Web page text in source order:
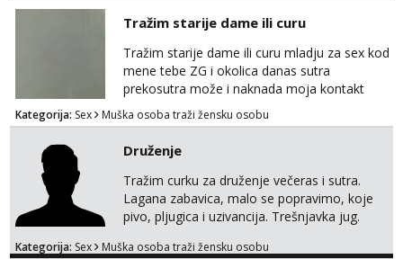
Tražim starije dame ili curu
Tražim starije dame ili curu mladju za sex kod
mene tebe ZG i okolica danas sutra
prekosutra može i naknada moja kontakt
WhatsApp SMS poziv prednosti imaju starije
091 2504 794
Kategorija: Sex Muška osoba traži žensku osobu
Druženje
Tražim curku za druženje večeras i sutra.
Lagana zabavica, malo se popravimo, koje
pivo, pljugica i uzivancija. Trešnjavka jug.
thing of the past We're jammin' And I hope
Kategorija: Sex Muška osoba traži žensku osobu